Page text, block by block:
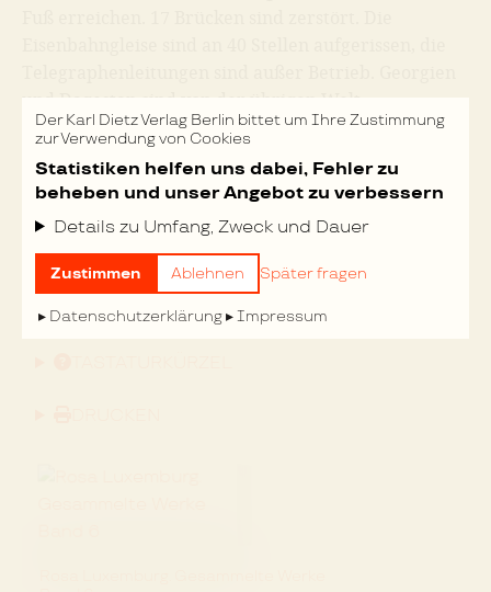
Der Karl Dietz Verlag Berlin bittet um Ihre Zustimmung
zur Verwendung von Cookies
Statistiken helfen uns dabei, Fehler zu
beheben und unser Angebot zu verbessern
Details zu Umfang, Zweck und Dauer
Zustimmen Ablehnen Später fragen
Datenschutzerklärung Impressum
und Dagestan sind von der übrigen Welt
abgeschnitten. Die ganze männliche Bevölkerung des
Kaukasus ist in Waffen. (
Vorwärts (Berlin),
Nr. 262 vom 8. November 1905.
Nächste Seite »
FEHLER MELDEN